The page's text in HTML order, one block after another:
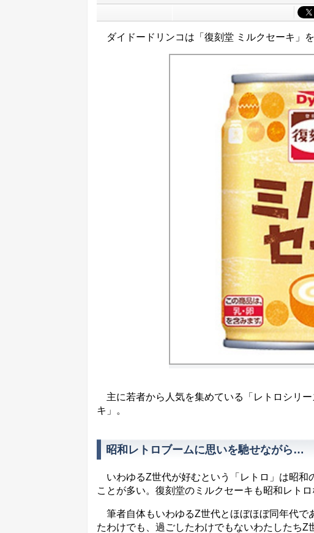
ダイドードリンコは「復刻堂 ミルクセーキ」
主に若者から人気を集めている「レトロシリ
キ」。
昭和レトロブームに思いを馳せながら…
いわゆるZ世代が好むという「レトロ」は昭和
ことが多い。復刻堂のミルクセーキも昭和レトロ
筆者自体もいわゆるZ世代とほぼほぼ同年代で
たわけでも、過ごしたわけでもないわたしたち